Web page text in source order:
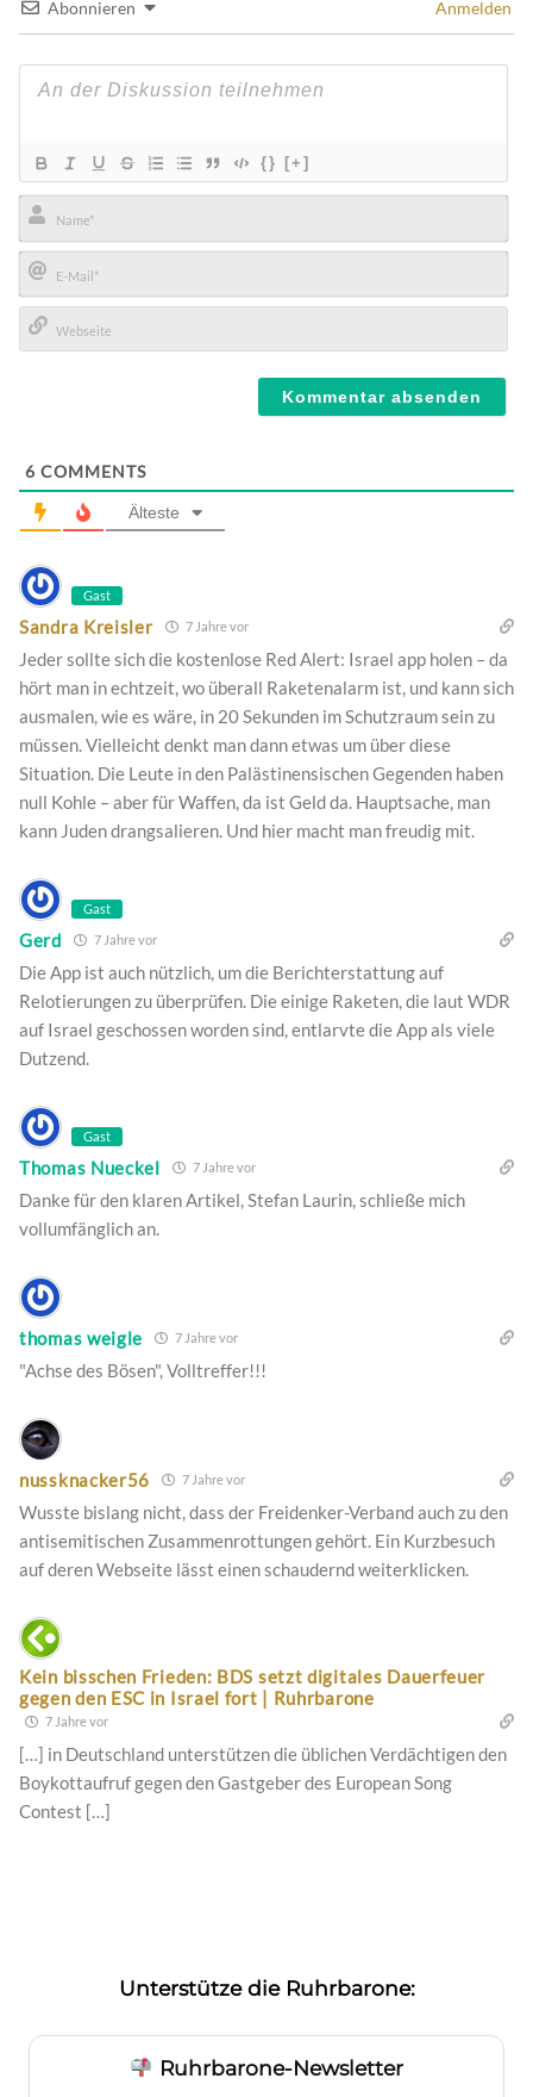
Abonnieren Anmelden
{} [+]
Name*
E-
Mail*
6 COMMENTS
Älteste
Gast
Sandra Kreisler 7 Jahre vor
Jeder sollte sich die kostenlose Red Alert: Israel app holen – da
hört man in echtzeit, wo überall Raketenalarm ist, und kann sich
ausmalen, wie es wäre, in 20 Sekunden im Schutzraum sein zu
müssen. Vielleicht denkt man dann etwas um über diese
Situation. Die Leute in den Palästinensischen Gegenden haben
null Kohle – aber für Waffen, da ist Geld da. Hauptsache, man
kann Juden drangsalieren. Und hier macht man freudig mit.
Gast
Gerd 7 Jahre vor
Die App ist auch nützlich, um die Berichterstattung auf
Relotierungen zu überprüfen. Die einige Raketen, die laut WDR
auf Israel geschossen worden sind, entlarvte die App als viele
Dutzend.
Gast
Thomas Nueckel 7 Jahre vor
Danke für den klaren Artikel, Stefan Laurin, schließe mich
vollumfänglich an.
thomas weigle 7 Jahre vor
"Achse des Bösen", Volltreffer!!!
nussknacker56 7 Jahre vor
Wusste bislang nicht, dass der Freidenker-Verband auch zu den
antisemitischen Zusammenrottungen gehört. Ein Kurzbesuch
auf deren Webseite lässt einen schaudernd weiterklicken.
Kein bisschen Frieden: BDS setzt digitales Dauerfeuer
gegen den ESC in Israel fort | Ruhrbarone
7 Jahre vor
[…] in Deutschland unterstützen die üblichen Verdächtigen den
Boykottaufruf gegen den Gastgeber des European Song
Contest […]
Unterstütze die Ruhrbarone:
Ruhrbarone-Newsletter